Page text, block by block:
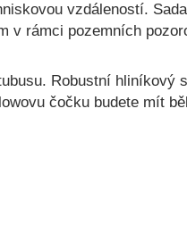
vzdáleností.
v rámci pozemních
Robustní hliníkový
čočku budete mít